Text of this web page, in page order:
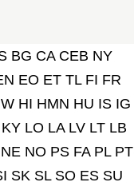
BG CA CEB NY
EO ET TL FI FR
HI HMN HU IS IG
KY LO LA LV LT LB
NE NO PS FA PL PT
SK SL SO ES SU